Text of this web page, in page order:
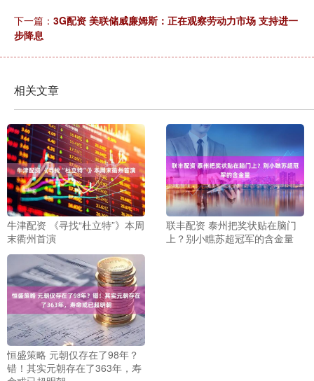
下一篇： 3G配资 美联储威廉姆斯：正在观察劳动力市场 支持进一
步降息
相关文章
牛津配资 《寻找“杜立特”》本周
末衢州首演
联丰配资 泰州把奖状贴在脑门
上？别小瞧苏超冠军的含金量
恒盛策略 元朝仅存在了98年？
错！其实元朝存在了363年，寿